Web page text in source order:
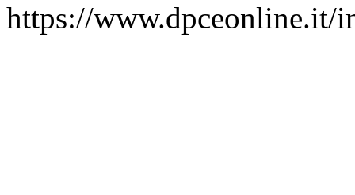
https://www.dpceonline.it/